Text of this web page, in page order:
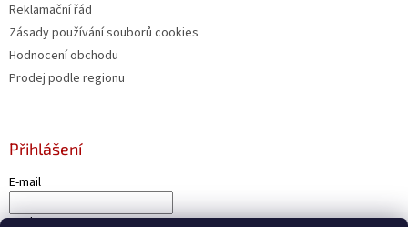
Reklamační řád
Zásady používání souborů cookies
Hodnocení obchodu
Prodej podle regionu
Přihlášení
E-mail
Heslo